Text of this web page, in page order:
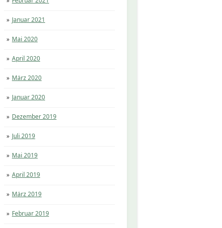
Januar 2021
Mai 2020
April 2020
März 2020
Januar 2020
Dezember 2019
Juli 2019
Mai 2019
April 2019
März 2019
Februar 2019